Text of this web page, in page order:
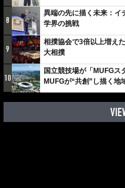
しみでしかないでしょ。
8
異端の先に描く未来：イ
学界の挑戦
9
相撲協会で3倍以上増え
大相撲
10
国立競技場が「MUFG
MUFGが“共創”し描く地